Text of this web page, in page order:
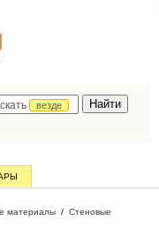
везде
материалы / Стеновые